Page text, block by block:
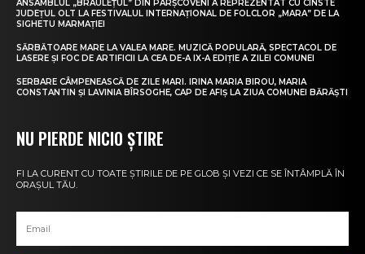
ANSAMBLUL „BRÂULEȚUL” DIN PÂRȘCOVENI A REPREZENTAT CU CINSTE
JUDEȚUL OLT LA FESTIVALUL INTERNAȚIONAL DE FOLCLOR „MARA” DE LA
SIGHETU MARMAȚIEI
SĂRBĂTOARE MARE LA VALEA MARE. MUZICĂ POPULARĂ, SPECTACOL DE
LASERE ȘI FOC DE ARTIFICII LA CEA DE-A IX-A EDIȚIE A ZILEI COMUNEI
SERBARE CÂMPENEASCĂ DE ZILE MARI. IRINA MARIA BIROU, MARIA
CONSTANTIN ȘI LAVINIA BÎRSOGHE, CAP DE AFIȘ LA ZIUA COMUNEI BĂRĂȘTI
NU PIERDE NICIO ȘTIRE
FI LA CURENT CU TOATE ȘTIRILE DE PE GLOB ȘI VEZI CE SE ÎNTÂMPLĂ ÎN
ORAȘUL TĂU.